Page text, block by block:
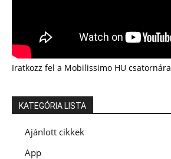
Iratkozz fel a Mobilissimo HU csatornára
KATEGÓRIA LISTA
Ajánlott cikkek
App